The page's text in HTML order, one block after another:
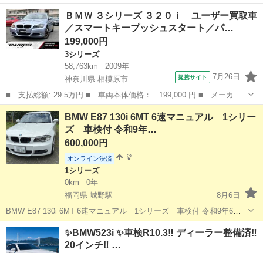
☆どなたでもローン対応可能☆ １、勤続年数の短い方
や自営業の方 ２、パートをされる主婦の方や派遣社員の方 ３、自己破
産等をされた方や...
北海道 函館市 ローン
ＢＭＷ ３シリーズ ３２０ｉ ユーザー買取車
／スマートキープッシュスタート／パ…
199,000円
3シリーズ
58,763km
2009年
神奈川県 相模原市
提携サイト 7月26日
■ 支払総額: 29.5万円 ■ 車両本体価格： 199,000 円 ■ メーカー
名： ＢＭＷ ■ 車種名： ３シリーズ ■ グレード名： ３２０
ｉ ユーザー買取車／スマートキープッシュスタート／パワステ／パ
ワーウィンドウ...
神奈川 相模原市
BMW E87 130i 6MT 6速マニュアル 1シリー
ズ 車検付 令和9年…
600,000円
オンライン決済
1シリーズ
0km
0年
福岡県 城野駅
8月6日
BMW E87 130i 6MT 6速マニュアル 1シリーズ 車検付 令和9年6月
走行約19万ｋｍ（使用中の為距離は増えます） H20年式 車検令和9年
6月8日まで 現存台数も減っていきた、直6気筒 NA FR 6M...
福岡 北九州市 1シリーズ
✨BMW523i ✨車検R10.3‼️ ディーラー整備済‼️
20インチ‼️ …